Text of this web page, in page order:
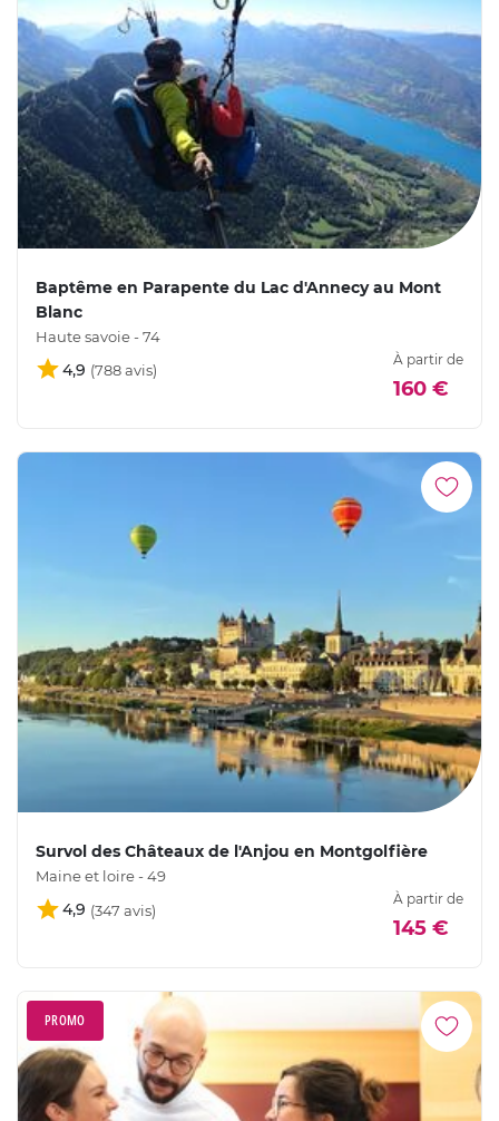
Baptême en Parapente du Lac d'Annecy au Mont
Blanc
Haute savoie - 74
4,9
À partir de
160 €
Survol des Châteaux de l'Anjou en Montgolfière
Maine et loire - 49
4,9
À partir de
145 €
PROMO